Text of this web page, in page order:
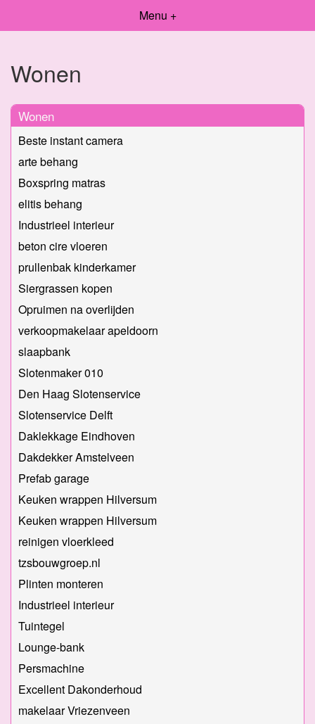
Menu +
Wonen
Wonen
Beste instant camera
arte behang
Boxspring matras
elitis behang
Industrieel interieur
beton cire vloeren
prullenbak kinderkamer
Siergrassen kopen
Opruimen na overlijden
verkoopmakelaar apeldoorn
slaapbank
Slotenmaker 010
Den Haag Slotenservice
Slotenservice Delft
Daklekkage Eindhoven
Dakdekker Amstelveen
Prefab garage
Keuken wrappen Hilversum
Keuken wrappen Hilversum
reinigen vloerkleed
tzsbouwgroep.nl
Plinten monteren
Industrieel interieur
Tuintegel
Lounge-bank
Persmachine
Excellent Dakonderhoud
makelaar Vriezenveen